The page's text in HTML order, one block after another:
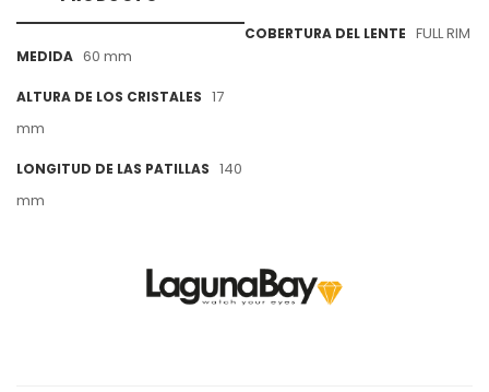
MEDIDA 60 mm
ALTURA DE LOS CRISTALES 17
mm
LONGITUD DE LAS PATILLAS 140
mm
COBERTURA DEL LENTE FULL RIM